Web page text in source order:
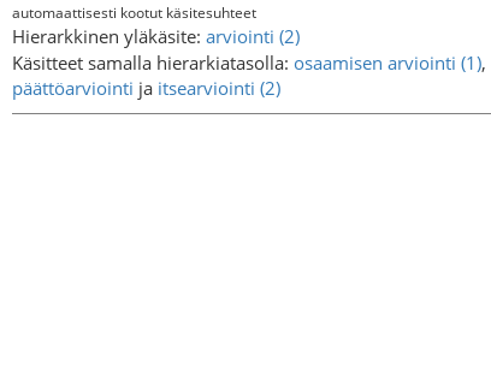
automaattisesti kootut käsitesuhteet
Hierarkkinen yläkäsite: arviointi (2)
Käsitteet samalla hierarkiatasolla: osaamisen arviointi (1),
päättöarviointi ja itsearviointi (2)